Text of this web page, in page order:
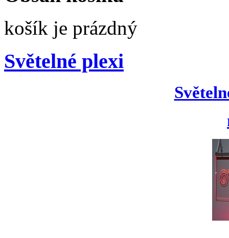
košík je prázdný
Světelné plexi